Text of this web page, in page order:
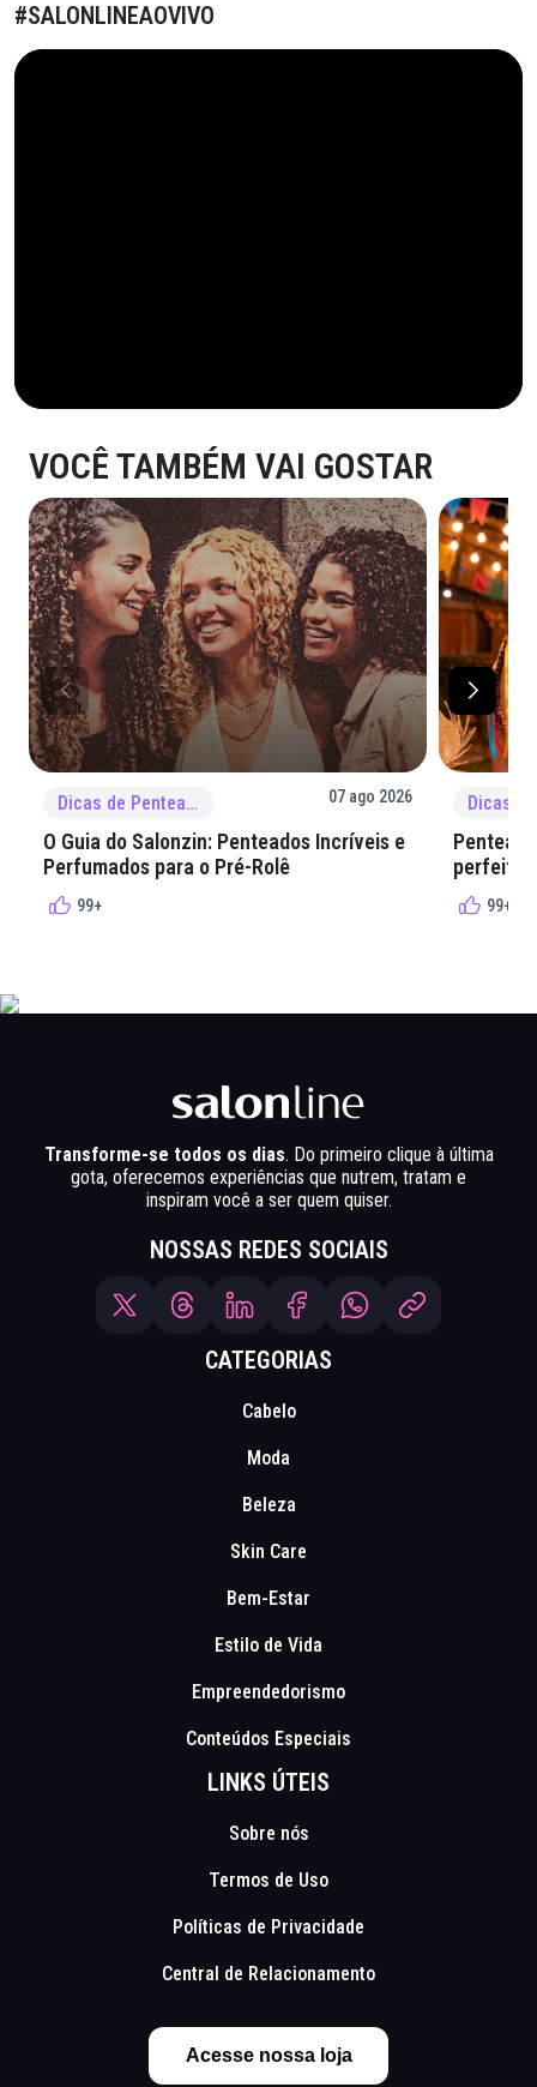
#SALONLINEAOVIVO
VOCÊ TAMBÉM VAI GOSTAR
Dicas de Penteado 07 ago 2026
O Guia do Salonzin: Penteados Incríveis e
Perfumados para o Pré-Rolê
99+
perfeita
99+
Transforme-se todos os dias. Do primeiro clique à última
gota, oferecemos experiências que nutrem, tratam e
inspiram você a ser quem quiser.
NOSSAS REDES SOCIAIS
CATEGORIAS
Cabelo
Moda
Beleza
Skin Care
Bem-Estar
Estilo de Vida
Empreendedorismo
Conteúdos Especiais
LINKS ÚTEIS
Sobre nós
Termos de Uso
Políticas de Privacidade
Central de Relacionamento
Acesse nossa loja